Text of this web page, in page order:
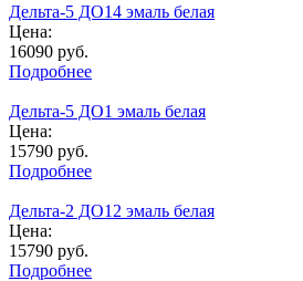
Дельта-5 ДО14 эмаль белая
Цена:
16090 руб.
Подробнее
Дельта-5 ДО1 эмаль белая
Цена:
15790 руб.
Подробнее
Дельта-2 ДО12 эмаль белая
Цена:
15790 руб.
Подробнее